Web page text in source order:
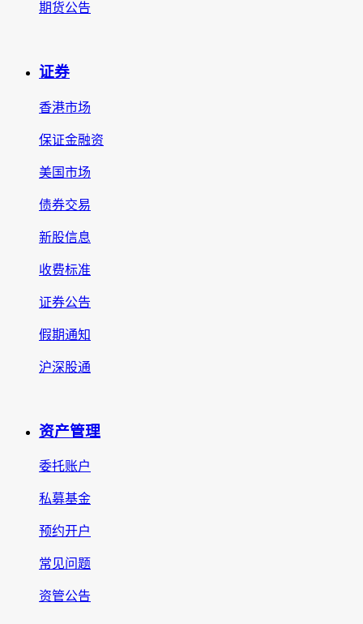
期货公告
证券
香港市场
保证金融资
美国市场
债券交易
新股信息
收费标准
证券公告
假期通知
沪深股通
资产管理
委托账户
私募基金
预约开户
常见问题
资管公告